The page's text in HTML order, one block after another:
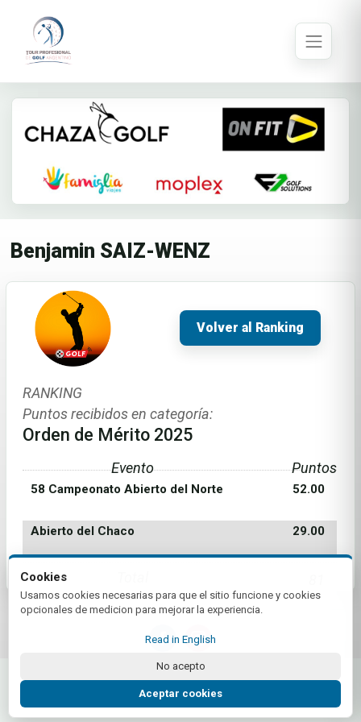
Benjamin SAIZ-WENZ
Volver al Ranking
RANKING
Puntos recibidos en categoría:
Orden de Mérito 2025
Evento Puntos
58 Campeonato Abierto del Norte 52.00
Abierto del Chaco 29.00
© 2026 Tour Profesionales de Golf AR | by Plus+Golf
Website powered byPlus+Golf
Cookies
Usamos cookies necesarias para que el sitio funcione y cookies
opcionales de medicion para mejorar la experiencia.
Read in English
No acepto
Aceptar cookies